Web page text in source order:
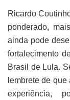
Ricardo
ponderado,
ainda pode
fortalecimento
Brasil de Lula.
lembrete de
experiência,